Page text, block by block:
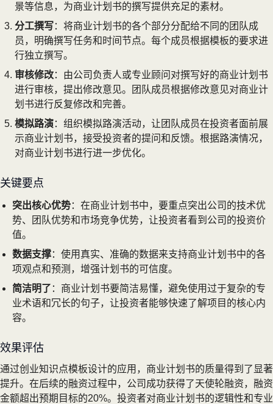
景等信息，为商业计划书的撰写提供充足的素材。
分工撰写：将商业计划书的各个部分分配给不同的团队成
员，明确撰写任务和时间节点。每个成员根据模板的要求进
行独立撰写。
审核修改：由公司负责人或专业顾问对撰写好的商业计划书
进行审核，提出修改意见。团队成员根据修改意见对商业计
划书进行反复修改和完善。
模拟路演：组织模拟路演活动，让团队成员在投资者面前展
示商业计划书，接受投资者的提问和反馈。根据路演情况，
对商业计划书进行进一步优化。
关键要点
突出核心优势：在商业计划书中，要重点突出公司的技术优
势、团队优势和市场竞争优势，让投资者看到公司的投资价
值。
数据支撑：使用真实、准确的数据来支持商业计划书中的各
项观点和预测，增强计划书的可信度。
简洁明了 ：商业计划书要简洁易懂，避免使用过于复杂的专
业术语和冗长的句子，让投资者能够快速了解项目的核心内
容。
效果评估
通过创业知识点模板设计的应用，商业计划书的质量得到了显著
提升。在后续的融资过程中，公司成功获得了天使轮融资，融资
金额超出预期目标的20%。投资者对商业计划书的逻辑性和专业